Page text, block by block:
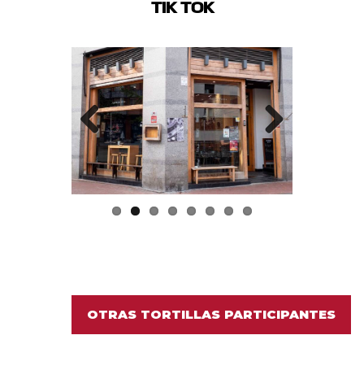
TIK TOK
Previo
us
Next
OTRAS TORTILLAS PARTICIPANTES